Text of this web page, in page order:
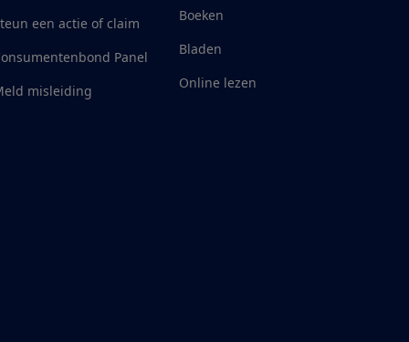
een actie of claim
Panel
misleiding
Boeken
Bladen
Online lezen